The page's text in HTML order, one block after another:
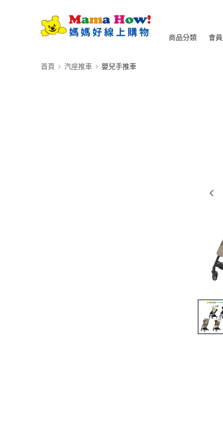
商品分類 會
首頁 汽座推車 嬰兒手推車